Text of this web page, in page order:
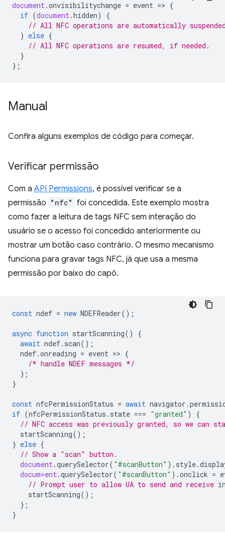
document.onvisibilitychange = event => {
if (document.hidden)
{
// All NFC operations are automatically
} else {
// All NFC operations are resumed, if needed.
}
};
Manual
Confira alguns exemplos de código para começar.
Verificar permissão
Com a API Permissions, é possível verificar se a
permissão "nfc" foi concedida. Este exemplo mostra
como fazer a leitura de tags NFC sem interação do
usuário se o acesso foi concedido anteriormente ou
mostrar um botão caso contrário. O mesmo mecanismo
funciona para gravar tags NFC, já que usa a mesma
permissão por baixo do capô.
const ndef = new NDEFReader();
async function startScanning()
{
await ndef. scan();
ndef.onreading = event => {
/* handle NDEF messages */
};
}
const nfcPermissionStatus = await navigator .
if (nfcPermissionStatus . state === "granted" )
{
// NFC access was previously granted, so we can
startScanning();
} else {
// Show a "scan" button.
document.querySelector( "#scanButton" ). style.
docum>ent.querySelector( "#scanButton" ).onclick =
// Prompt user to allow UA to send and receive
startScanning();
};
}